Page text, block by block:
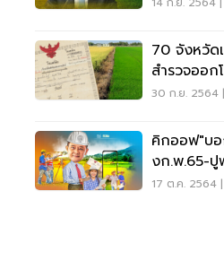
70 จังหวัด
สำรวจออ
30 ก.ย. 2564
คิกออฟ"บ
งก.พ.65-ปู
ไร่ ให้ชาวบ้
17 ต.ค. 2564